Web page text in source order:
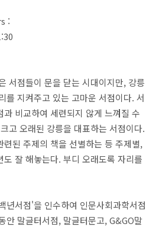
:
서점들이 문을 닫는 시대이지만, 강릉
를 지켜주고 있는 고마운 서점이다. 서
비교하여 세련되지 않게 느껴질 수
고 오래된 강릉을 대표하는 서점이다.
된 주제의 책을 선별하는 등 주제별,
잘 해놓는다. 부디 오래도록 자리를
년서점'을 인수하여 인문사회과학서점
안 말글터서점, 말글터문고, G&GO말